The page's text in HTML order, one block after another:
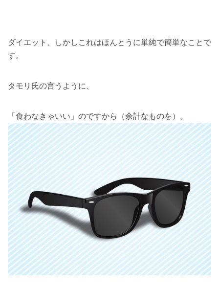
ダイエット、しかしこれはほんとうに単純で簡単なことで
す。
タモリ氏の言うように、
「食わなきゃいい」のですから（余計なものを）。